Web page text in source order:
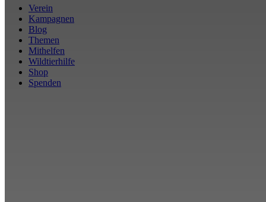
Verein
Kampagnen
Blog
Themen
Mithelfen
Wildtierhilfe
Shop
Spenden